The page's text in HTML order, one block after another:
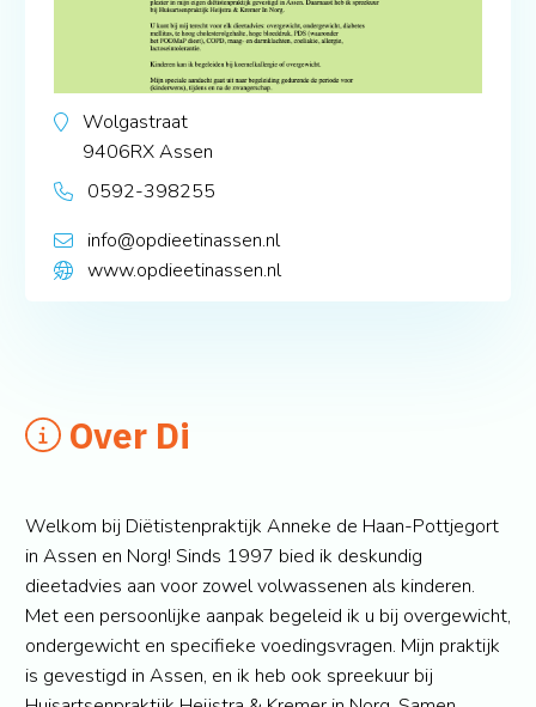
Wolgastraat
9406RXAssen
0592-398255
info@opdieetinassen.nl
www.opdieetinassen.nl
Over Di
Welkom bij Diëtistenpraktijk Anneke de Haan-Pottjegort
in Assen en Norg! Sinds 1997 bied ik deskundig
dieetadvies aan voor zowel volwassenen als kinderen.
Met een persoonlijke aanpak begeleid ik u bij overgewicht,
ondergewicht en specifieke voedingsvragen. Mijn praktijk
is gevestigd in Assen, en ik heb ook spreekuur bij